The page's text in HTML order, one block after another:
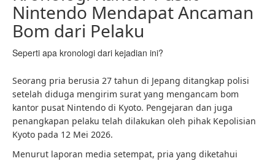
Nintendo Mendapat Ancaman
Bom dari Pelaku
Seperti apa kronologi dari kejadian ini?
Seorang pria berusia 27 tahun di Jepang ditangkap polisi
setelah diduga mengirim surat yang mengancam bom
kantor pusat Nintendo di Kyoto. Pengejaran dan juga
penangkapan pelaku telah dilakukan oleh pihak Kepolisian
Kyoto pada 12 Mei 2026.
Menurut laporan media setempat, pria yang diketahui